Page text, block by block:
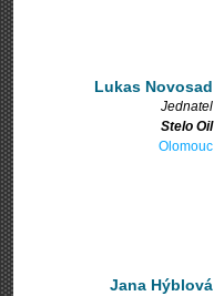
Lukas Novosad
Jednatel
Stelo Oil
Olomouc
Jana Hýblová